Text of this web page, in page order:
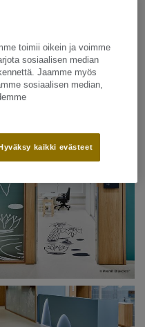
toimii oikein ja voimme
sosiaalisen median
Jaamme myös
sosiaalisen median,
kaikki evästeet